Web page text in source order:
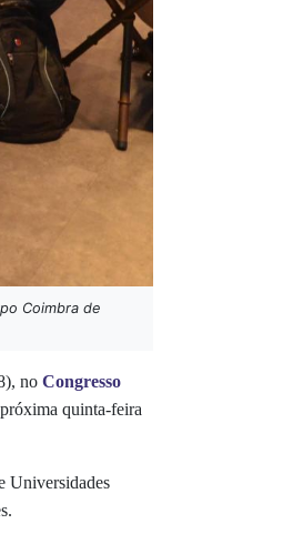
Coimbra de
no Congresso
quinta-feira
Universidades